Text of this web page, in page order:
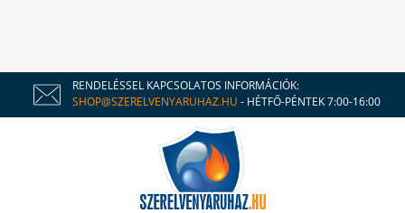
RENDELÉSSEL KAPCSOLATOS INFORMÁCIÓK:
SHOP@SZERELVENYARUHAZ.HU - HÉTFŐ-PÉNTEK 7:00-16:00